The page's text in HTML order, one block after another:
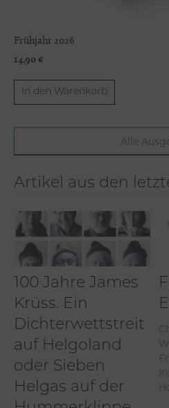
Artikel aus den
100 Jahre James
Krüss. Ein
Dichterwettstreit
auf Helgoland
oder Sieben
Helgas auf der
Frühjahr 2026
14,90 €
In den Warenkorb
Alle